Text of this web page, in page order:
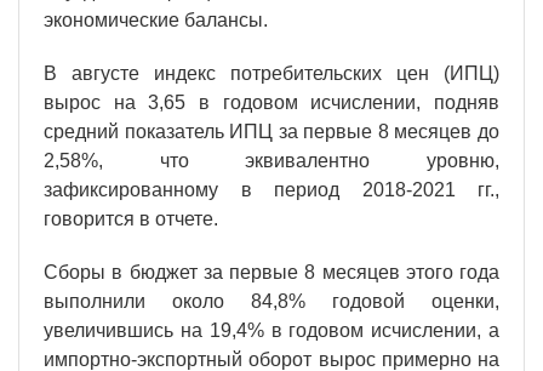
экономические балансы.
В августе индекс потребительских цен (ИПЦ)
вырос на 3,65 в годовом исчислении, подняв
средний показатель ИПЦ за первые 8 месяцев до
2,58%, что эквивалентно уровню,
зафиксированному в период 2018-2021 гг.,
говорится в отчете.
Сборы в бюджет за первые 8 месяцев этого года
выполнили около 84,8% годовой оценки,
увеличившись на 19,4% в годовом исчислении, а
импортно-экспортный оборот вырос примерно на